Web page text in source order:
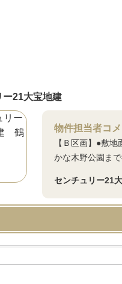
ー21大宝地建
物件担当者コメ
【Ｂ区画】●敷
かな木野公園ま
センチュリー